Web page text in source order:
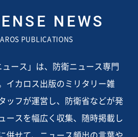
NEWS
PUBLICATIONS
ュース」は、防衛ニュース専門
イカロス出版のミリタリー雑
ッフが運営し、防衛省などが発
ースを幅広く収集、随時掲載し